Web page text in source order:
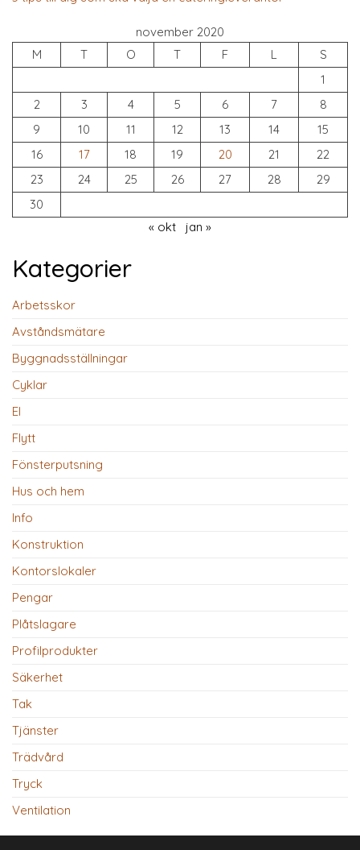
november 2020
M
T O T F L
S
1
2
3 4 5 6 7
8
9
10 11 12 13 14
15
16
17 18 19 20 21
22
23
24 25 26 27 28
29
30
« okt
jan »
Kategorier
Arbetsskor
Avståndsmätare
Byggnadsställningar
Cyklar
El
Flytt
Fönsterputsning
Hus och hem
Info
Konstruktion
Kontorslokaler
Pengar
Plåtslagare
Profilprodukter
Säkerhet
Tak
Tjänster
Trädvård
Tryck
Ventilation